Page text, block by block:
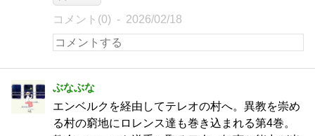
コメント(0) 2026/02/18
ぶなぶな
エンベルクを経由してテレオの村へ。異教を崇め
る村の窮地にロレンス達も巻き込まれる第4巻。